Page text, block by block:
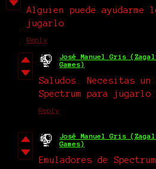
Alguien puede ayudarme
jugarlo
Reply
José Manuel Gris
Games)
Saludos. Necesitas un
Spectrum para jugarlo
Reply
José Manuel Gris
Games)
Emuladores de